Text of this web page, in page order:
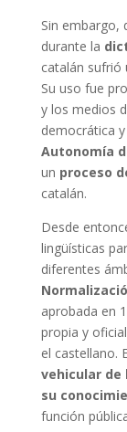
Sin embargo,
durante la
catalán sufrió
Su uso fue
y los medios
democrática
Autonomía
un proceso
catalán.
Desde
lingüísticas
diferentes
aprobada en
propia y
el castellano.
vehicular de
su
función